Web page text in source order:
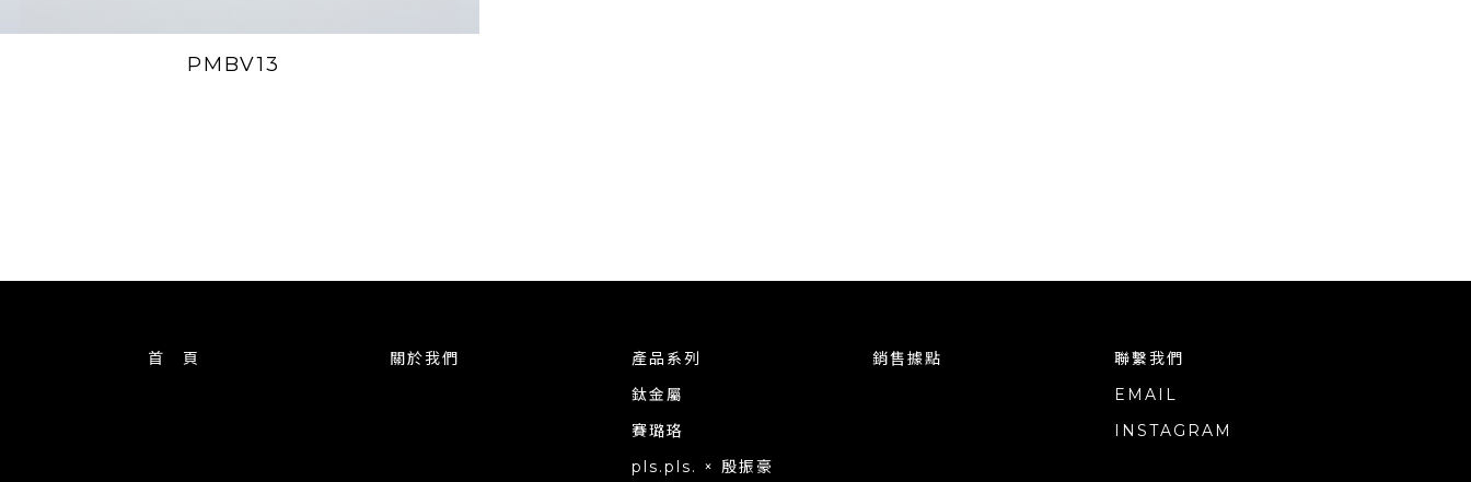
PMBV13
首 頁 關於我們
產品系列
鈦金屬
賽璐珞
pls.pls. × 殷振豪
銷售據點
聯繫我們
EMAIL
INSTAGRAM